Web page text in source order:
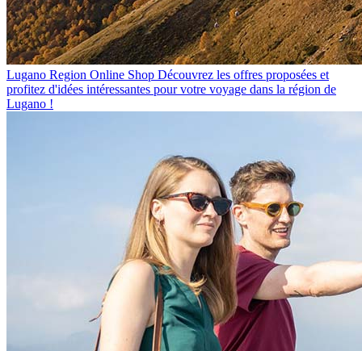
Lugano Region Online Shop Découvrez les offres proposées et
profitez d'idées intéressantes pour votre voyage dans la région de
Lugano !